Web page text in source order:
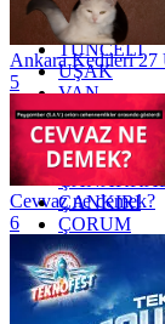
TOKAT
TRABZON
TUNCELİ
UŞAK
VAN
YALOVA
YOZGAT
ÇANKIRI
ÇORUM
İSTANBUL
İZMİR
ŞIRNAK
Ankara Kedileri 27
5
Cevvaz ne demek?
6